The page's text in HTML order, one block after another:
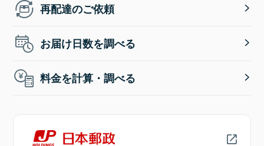
再配達のご依頼
お届け日数を調べる
料金を計算・調べる